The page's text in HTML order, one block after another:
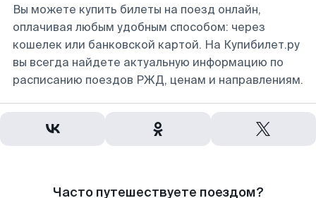
Вы можете купить билеты на поезд онлайн,
оплачивая любым удобным способом: через
кошелек или банковской картой. На Купибилет.ру
вы всегда найдете актуальную информацию по
расписанию поездов РЖД, ценам и направлениям.
Часто путешествуете поездом?